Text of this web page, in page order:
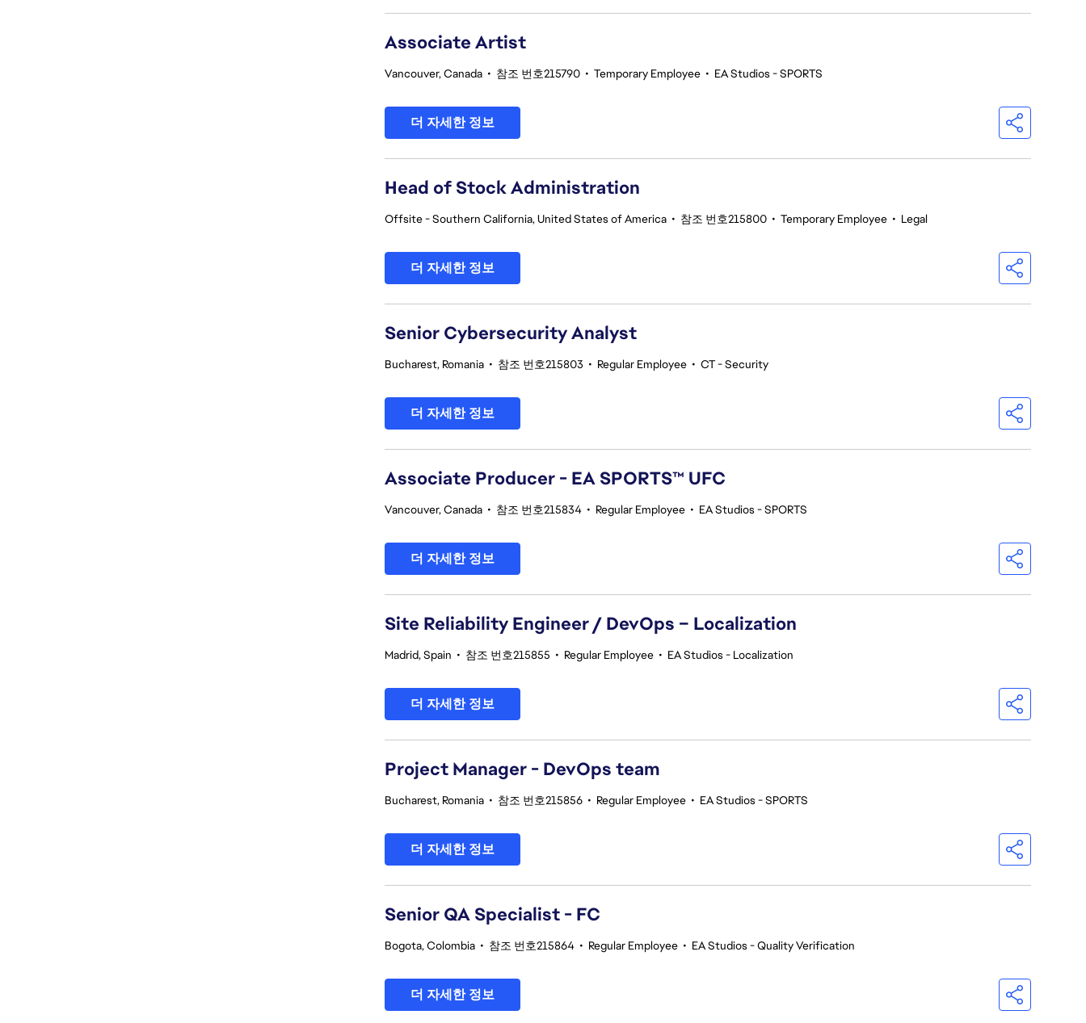
Associate Artist
Vancouver, Canada • 참조 번호215790 • Temporary Employee • EA Studios - SPORTS
더 자세한 정보
Head of Stock Administration
Offsite - Southern California, United States of America • 참조 번호215800 • Temporary Employee • Legal
더 자세한 정보
Senior Cybersecurity Analyst
Bucharest, Romania • 참조 번호215803 • Regular Employee • CT - Security
더 자세한 정보
Associate Producer - EA SPORTS™ UFC
Vancouver, Canada • 참조 번호215834 • Regular Employee • EA Studios - SPORTS
더 자세한 정보
Site Reliability Engineer / DevOps – Localization
Madrid, Spain • 참조 번호215855 • Regular Employee • EA Studios - Localization
더 자세한 정보
Project Manager - DevOps team
Bucharest, Romania • 참조 번호215856 • Regular Employee • EA Studios - SPORTS
더 자세한 정보
Senior QA Specialist - FC
Bogota, Colombia • 참조 번호215864 • Regular Employee • EA Studios - Quality Verification
더 자세한 정보